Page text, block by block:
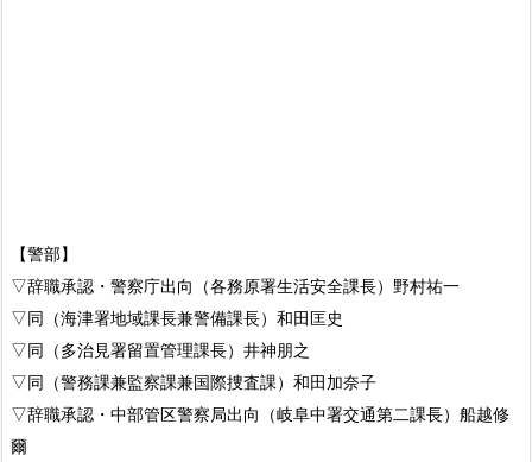
【警部】
▽辞職承認・警察庁出向（各務原署生活安全課長）野村祐一
▽同（海津署地域課長兼警備課長）和田匡史
▽同（多治見署留置管理課長）井神朋之
▽同（警務課兼監察課兼国際捜査課）和田加奈子
▽辞職承認・中部管区警察局出向（岐阜中署交通第二課長）船越修
爾